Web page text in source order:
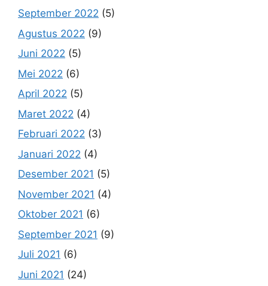
September 2022 (5)
Agustus 2022 (9)
Juni 2022 (5)
Mei 2022 (6)
April 2022 (5)
Maret 2022 (4)
Februari 2022 (3)
Januari 2022 (4)
Desember 2021 (5)
November 2021 (4)
Oktober 2021 (6)
September 2021 (9)
Juli 2021 (6)
Juni 2021 (24)